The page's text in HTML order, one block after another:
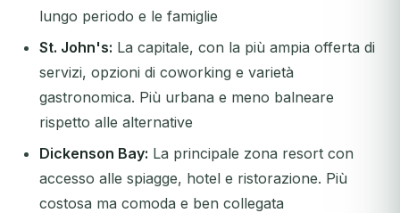
lungo periodo e le famiglie
St. John's: La capitale, con la più ampia offerta di
servizi, opzioni di coworking e varietà
gastronomica. Più urbana e meno balneare
rispetto alle alternative
Dickenson Bay: La principale zona resort con
accesso alle spiagge, hotel e ristorazione. Più
costosa ma comoda e ben collegata